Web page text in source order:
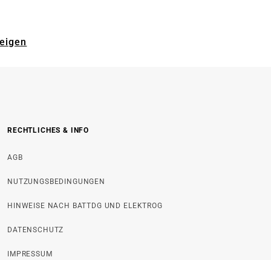
RECHTLICHES & INFO
AGB
NUTZUNGSBEDINGUNGEN
HINWEISE NACH BATTDG UND ELEKTROG
DATENSCHUTZ
IMPRESSUM